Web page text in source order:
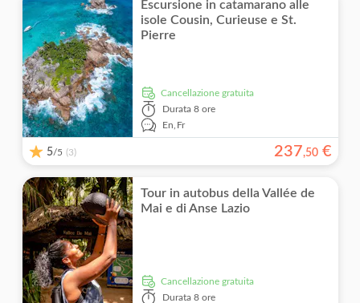
Escursione in catamarano alle
isole Cousin, Curieuse e St.
Pierre
Cancellazione gratuita
Durata 8 ore
En,Fr
5/5 (3) 237,50 €
Tour in autobus della Vallée de
Mai e di Anse Lazio
Cancellazione gratuita
Durata 8 ore